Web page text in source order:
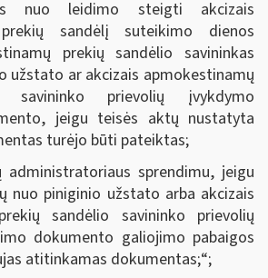
nuo leidimo steigti akcizais
sandėlį suteikimo dienos
prekių sandėlio savininkas
užstato ar akcizais apmokestinamų
savininko prievolių įvykdymo
jeigu teisės aktų nustatyta
turėjo būti pateiktas;
administratoriaus sprendimu, jeigu
nuo piniginio užstato arba akcizais
sandėlio savininko prievolių
dokumento galiojimo pabaigos
atitinkamas dokumentas;“;